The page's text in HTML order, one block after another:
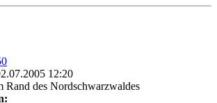
12:20
Rand des Nordschwarzwaldes